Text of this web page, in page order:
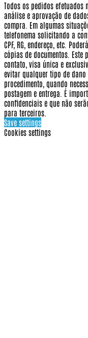
Todos os pedidos
análise e aprovação de
compra. Em algumas
telefonema solicitando a
CPF, RG, endereço, etc.
cópias de documentos. Este
contato, visa única e
evitar qualquer tipo de
procedimento, quando
postagem e entrega. É
confidenciais e que não
para terceiros.
Save settings
Cookies settings